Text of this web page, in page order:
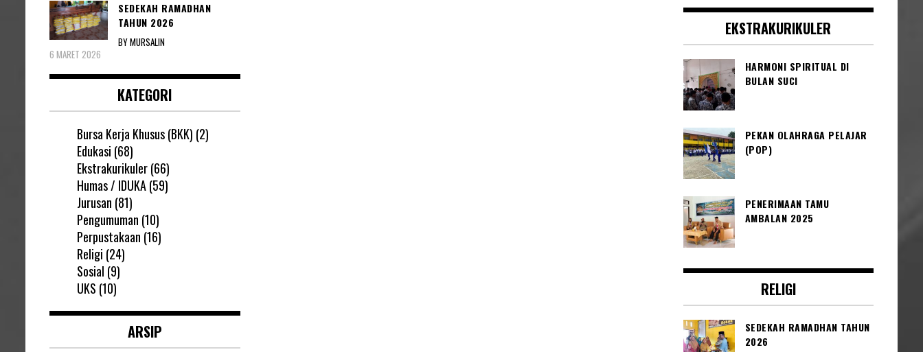
SEDEKAH RAMADHAN
TAHUN 2026
BY MURSALIN
6 MARET 2026
KATEGORI
Bursa Kerja Khusus (BKK) (2)
Edukasi (68)
Ekstrakurikuler(66)
Humas / IDUKA(59)
Jurusan (81)
Pengumuman (10)
Perpustakaan (16)
Religi (24)
Sosial (9)
UKS (10)
ARSIP
EKSTRAKURIKULER
HARMONI SPIRITUAL DI
BULAN SUCI
PEKAN OLAHRAGA PELAJAR
(POP)
PENERIMAAN TAMU
AMBALAN 2025
RELIGI
SEDEKAH RAMADHAN TAHUN
2026